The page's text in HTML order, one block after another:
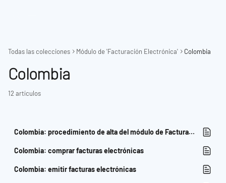
Todas las colecciones Módulo de 'Facturación Electrónica' Colombia
Colombia
12 artículos
Colombia: procedimiento de alta del módulo de Facturación Electrónica
Colombia: comprar facturas electrónicas
Colombia: emitir facturas electrónicas